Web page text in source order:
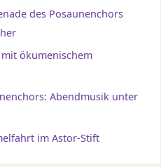
des Posaunenchors
mit ökumenischem
Abendmusik unter
im Astor-Stift